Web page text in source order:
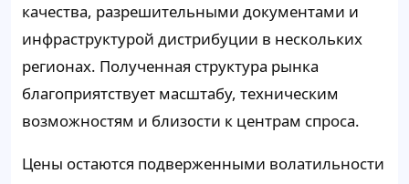
качества, разрешительными документами и
инфраструктурой дистрибуции в нескольких
регионах. Полученная структура рынка
благоприятствует масштабу, техническим
возможностям и близости к центрам спроса.
Цены остаются подверженными волатильности